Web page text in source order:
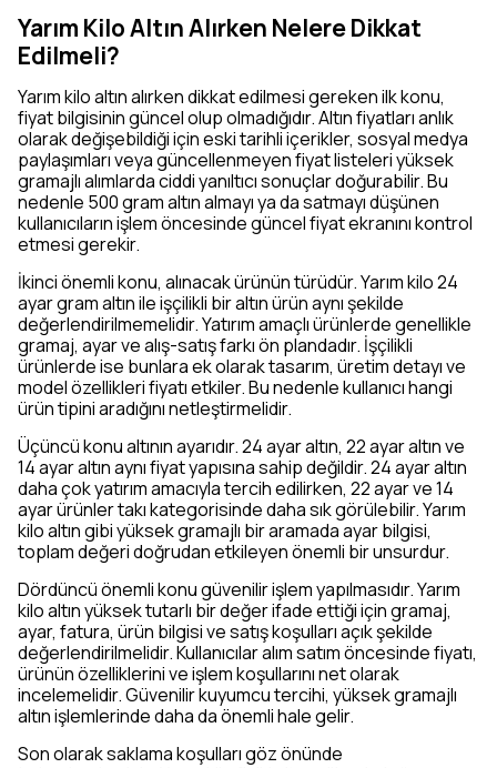
Yarım Kilo Altın Alırken Nelere Dikkat
Edilmeli?
Yarım kilo altın alırken dikkat edilmesi gereken ilk konu,
fiyat bilgisinin güncel olup olmadığıdır. Altın fiyatları anlık
olarak değişebildiği için eski tarihli içerikler, sosyal medya
paylaşımları veya güncellenmeyen fiyat listeleri yüksek
gramajlı alımlarda ciddi yanıltıcı sonuçlar doğurabilir. Bu
nedenle 500 gram altın almayı ya da satmayı düşünen
kullanıcıların işlem öncesinde güncel fiyat ekranını kontrol
etmesi gerekir.
İkinci önemli konu, alınacak ürünün türüdür. Yarım kilo 24
ayar gram altın ile işçilikli bir altın ürün aynı şekilde
değerlendirilmemelidir. Yatırım amaçlı ürünlerde genellikle
gramaj, ayar ve alış-satış farkı ön plandadır. İşçilikli
ürünlerde ise bunlara ek olarak tasarım, üretim detayı ve
model özellikleri fiyatı etkiler. Bu nedenle kullanıcı hangi
ürün tipini aradığını netleştirmelidir.
Üçüncü konu altının ayarıdır. 24 ayar altın, 22 ayar altın ve
14 ayar altın aynı fiyat yapısına sahip değildir. 24 ayar altın
daha çok yatırım amacıyla tercih edilirken, 22 ayar ve 14
ayar ürünler takı kategorisinde daha sık görülebilir. Yarım
kilo altın gibi yüksek gramajlı bir aramada ayar bilgisi,
toplam değeri doğrudan etkileyen önemli bir unsurdur.
Dördüncü önemli konu güvenilir işlem yapılmasıdır. Yarım
kilo altın yüksek tutarlı bir değer ifade ettiği için gramaj,
ayar, fatura, ürün bilgisi ve satış koşulları açık şekilde
değerlendirilmelidir. Kullanıcılar alım satım öncesinde fiyatı,
ürünün özelliklerini ve işlem koşullarını net olarak
incelemelidir. Güvenilir kuyumcu tercihi, yüksek gramajlı
altın işlemlerinde daha da önemli hale gelir.
Son olarak saklama koşulları göz önünde